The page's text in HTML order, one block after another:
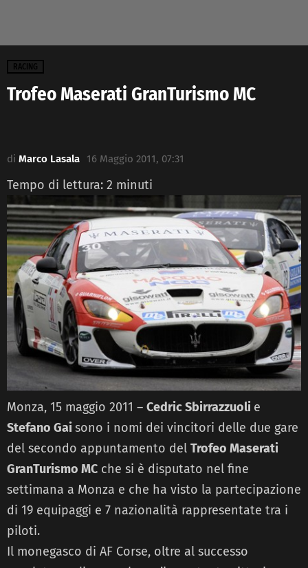
RACING
Trofeo Maserati GranTurismo MC
di Marco Lasala 16 Maggio 2011, 07:31
Tempo di lettura: 2 minuti
Monza, 15 maggio 2011 – Cedric Sbirrazzuoli e
Stefano Gaisono i nomi dei vincitori delle due gare
del secondo appuntamento del Trofeo Maserati
GranTurismo MC che si è disputato nel fine
settimana a Monza e che ha visto la partecipazione
di 19 equipaggi e 7 nazionalità rappresentate tra i
piloti.
Il monegasco di AF Corse, oltre al successo